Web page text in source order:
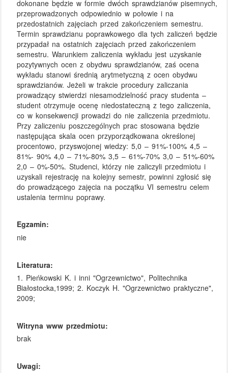
dokonane będzie w formie dwóch sprawdzianów pisemnych,
przeprowadzonych odpowiednio w połowie i na
przedostatnich zajęciach przed zakończeniem semestru.
Termin sprawdzianu poprawkowego dla tych zaliczeń będzie
przypadał na ostatnich zajęciach przed zakończeniem
semestru. Warunkiem zaliczenia wykładu jest uzyskanie
pozytywnych ocen z obydwu sprawdzianów, zaś ocena
wykładu stanowi średnią arytmetyczną z ocen obydwu
sprawdzianów. Jeżeli w trakcie procedury zaliczania
prowadzący stwierdzi niesamodzielność pracy studenta –
student otrzymuje ocenę niedostateczną z tego zaliczenia,
co w konsekwencji prowadzi do nie zaliczenia przedmiotu.
Przy zaliczeniu poszczególnych prac stosowana będzie
następująca skala ocen przyporządkowana określonej
procentowo, przyswojonej wiedzy: 5,0 – 91%-100% 4,5 –
81%- 90% 4,0 – 71%-80% 3,5 – 61%-70% 3,0 – 51%-60%
2,0 – 0%-50%. Studenci, którzy nie zaliczyli przedmiotu i
uzyskali rejestrację na kolejny semestr, powinni zgłosić się
do prowadzącego zajęcia na początku VI semestru celem
ustalenia terminu poprawy.
Egzamin:
nie
Literatura:
1. Pieńkowski K. i inni "Ogrzewnictwo", Politechnika
Białostocka,1999; 2. Koczyk H. "Ogrzewnictwo praktyczne",
2009;
Witryna www przedmiotu:
brak
Uwagi: